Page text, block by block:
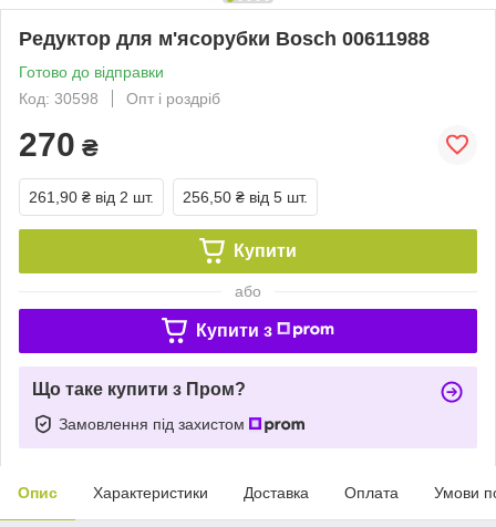
Редуктор для м'ясорубки Bosch 00611988
Готово до відправки
Код: 30598
Опт і роздріб
270 ₴
261,90 ₴ від 2 шт. 256,50 ₴ від 5 шт.
Купити
або
Купити з
Що таке купити з Пром?
Замовлення під захистом
Опис Характеристики Доставка Оплата Умови